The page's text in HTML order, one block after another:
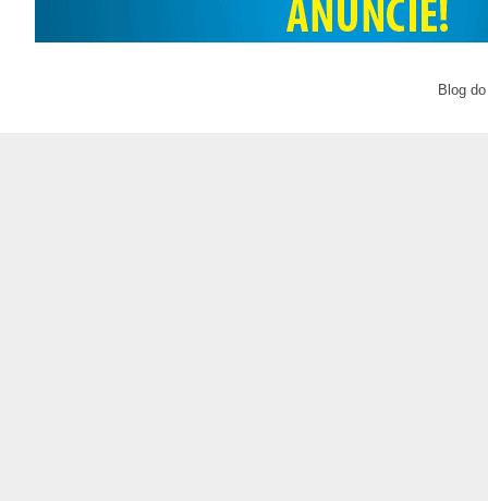
Blog